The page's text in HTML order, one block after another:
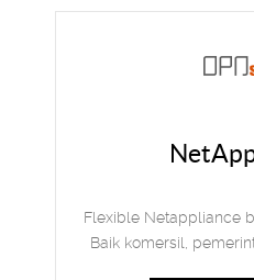
Flexible Netappliance
Baik komersil,